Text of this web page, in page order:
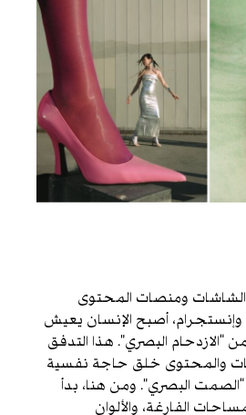
الشاشات ومنصات المحتوى
أصبح الإنسان يعيش
البصري”. هذا التدفق
والمحتوى خلق حاجة نفسية
البصري”. ومن هنا، بدأ
الفارغة، والألوان